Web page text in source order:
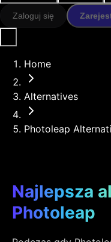
Zaloguj się
Home
Alternatives
Photoleap
Najlepsza
Photoleap